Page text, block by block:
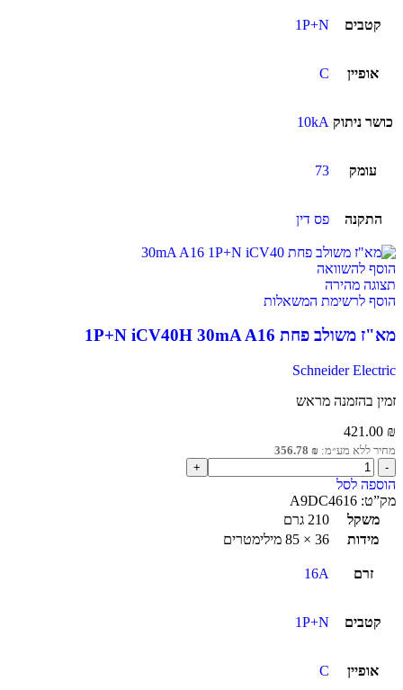
קטבים 1P+N
אופיין C
כושר ניתוק 10kA
עומק 73
התקנה פס דין
הוסף להשוואה
תצוגה מהירה
הוסף לרשימת המשאלות
מא"ז משולב פחת 1P+N iCV40H 30mA A16
Schneider Electric
זמין בהזמנה מראש
421.00 ₪
מחיר ללא מע״מ: 356.78 ₪
הוספה לסל
מק”ט: A9DC4616
משקל
210 גרם
מידות
36 × 85 מילימטרים
זרם 16A
קטבים 1P+N
אופיין C